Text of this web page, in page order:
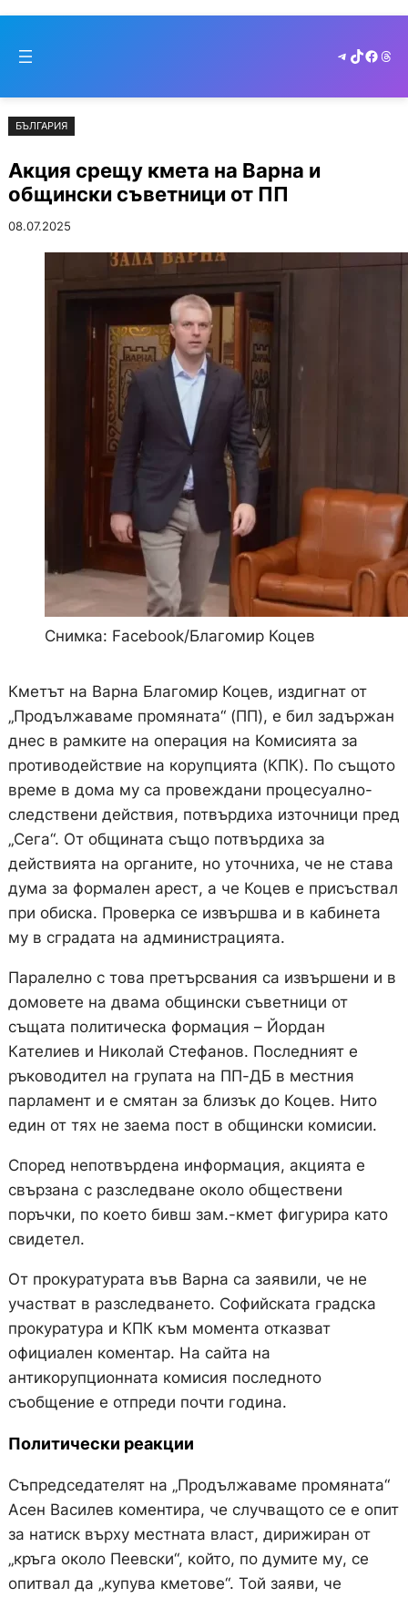
съдържанието
to
Telegram
TikTok
БЪЛГАРИЯ
Акция срещу кмета на Варна и
общински съветници от ПП
08.07.2025
Снимка: Facebook/Благомир Коцев
Кметът на Варна Благомир Коцев, издигнат от
„Продължаваме промяната“ (ПП), е бил задържан
днес в рамките на операция на Комисията за
противодействие на корупцията (КПК). По същото
време в дома му са провеждани процесуално-
следствени действия, потвърдиха източници пред
„Сега“. От общината също потвърдиха за
действията на органите, но уточниха, че не става
дума за формален арест, а че Коцев е присъствал
при обиска. Проверка се извършва и в кабинета
му в сградата на администрацията.
Паралелно с това претърсвания са извършени и в
домовете на двама общински съветници от
същата политическа формация – Йордан
Кателиев и Николай Стефанов. Последният е
ръководител на групата на ПП-ДБ в местния
парламент и е смятан за близък до Коцев. Нито
един от тях не заема пост в общински комисии.
Според непотвърдена информация, акцията е
свързана с разследване около обществени
поръчки, по което бивш зам.-кмет фигурира като
свидетел.
От прокуратурата във Варна са заявили, че не
участват в разследването. Софийската градска
прокуратура и КПК към момента отказват
официален коментар. На сайта на
антикорупционната комисия последното
съобщение е отпреди почти година.
Политически реакции
Съпредседателят на „Продължаваме промяната“
Асен Василев коментира, че случващото се е опит
за натиск върху местната власт, дирижиран от
„кръга около Пеевски“, който, по думите му, се
опитвал да „купува кметове“. Той заяви, че